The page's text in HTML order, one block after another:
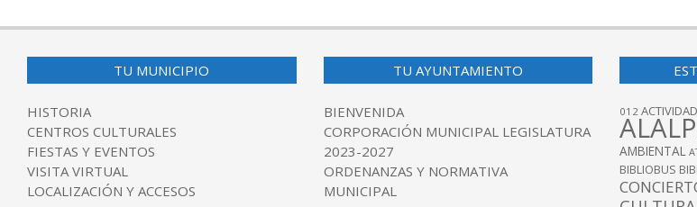
TU MUNICIPIO
HISTORIA
CENTROS CULTURALES
FIESTAS Y EVENTOS
VISITA VIRTUAL
LOCALIZACIÓN Y ACCESOS
TU AYUNTAMIENTO
BIENVENIDA
CORPORACIÓN MUNICIPAL LEGISLATURA
2023-2027
ORDENANZAS Y NORMATIVA
MUNICIPAL
012
AMBIENTAL
BIBLIOBUS